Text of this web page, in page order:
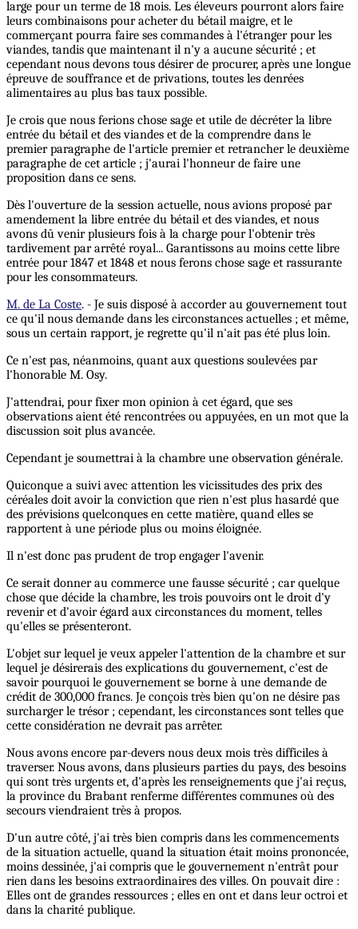
large pour un terme de 18 mois. Les éleveurs pourront alors faire
leurs combinaisons pour acheter du bétail maigre, et le
commerçant pourra faire ses commandes à l'étranger pour les
viandes, tandis que maintenant il n'y a aucune sécurité ; et
cependant nous devons tous désirer de procurer, après une longue
épreuve de souffrance et de privations, toutes les denrées
alimentaires au plus bas taux possible.
Je crois que nous ferions chose sage et utile de décréter la libre
entrée du bétail et des viandes et de la comprendre dans le
premier paragraphe de l'article premier et retrancher le deuxième
paragraphe de cet article ; j'aurai l'honneur de faire une
proposition dans ce sens.
Dès l'ouverture de la session actuelle, nous avions proposé par
amendement la libre entrée du bétail et des viandes, et nous
avons dû venir plusieurs fois à la charge pour l'obtenir très
tardivement par arrêté royal... Garantissons au moins cette libre
entrée pour 1847 et 1848 et nous ferons chose sage et rassurante
pour les consommateurs.
M. de La Coste. - Je suis disposé à accorder au gouvernement tout
ce qu'il nous demande dans les circonstances actuelles ; et même,
sous un certain rapport, je regrette qu'il n'ait pas été plus loin.
Ce n'est pas, néanmoins, quant aux questions soulevées par
l'honorable M. Osy.
J'attendrai, pour fixer mon opinion à cet égard, que ses
observations aient été rencontrées ou appuyées, en un mot que la
discussion soit plus avancée.
Cependant je soumettrai à la chambre une observation générale.
Quiconque a suivi avec attention les vicissitudes des prix des
céréales doit avoir la conviction que rien n'est plus hasardé que
des prévisions quelconques en cette matière, quand elles se
rapportent à une période plus ou moins éloignée.
Il n'est donc pas prudent de trop engager l'avenir.
Ce serait donner au commerce une fausse sécurité ; car quelque
chose que décide la chambre, les trois pouvoirs ont le droit d'y
revenir et d'avoir égard aux circonstances du moment, telles
qu'elles se présenteront.
L'objet sur lequel je veux appeler l'attention de la chambre et sur
lequel je désirerais des explications du gouvernement, c'est de
savoir pourquoi le gouvernement se borne à une demande de
crédit de 300,000 francs. Je conçois très bien qu'on ne désire pas
surcharger le trésor ; cependant, les circonstances sont telles que
cette considération ne devrait pas arrêter.
Nous avons encore par-devers nous deux mois très difficiles à
traverser. Nous avons, dans plusieurs parties du pays, des besoins
qui sont très urgents et, d'après les renseignements que j'ai reçus,
la province du Brabant renferme différentes communes où des
secours viendraient très à propos.
D'un autre côté, j'ai très bien compris dans les commencements
de la situation actuelle, quand la situation était moins prononcée,
moins dessinée, j'ai compris que le gouvernement n'entrât pour
rien dans les besoins extraordinaires des villes. On pouvait dire :
Elles ont de grandes ressources ; elles en ont et dans leur octroi et
dans la charité publique.